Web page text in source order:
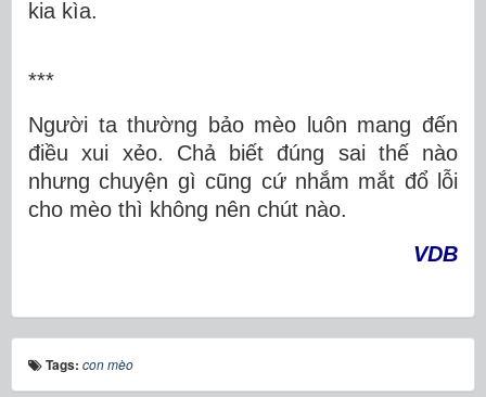
kia kìa.
***
Người ta thường bảo mèo luôn mang đến
điều xui xẻo. Chả biết đúng sai thế nào
nhưng chuyện gì cũng cứ nhắm mắt đổ lỗi
cho mèo thì không nên chút nào.
VDB
Tags: con mèo